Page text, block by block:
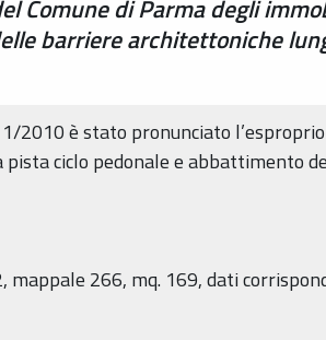
Comune di Parma degli
barriere architettoniche
2010 è stato pronunciato
ciclo pedonale e abbattimento
mappale 266, mq. 169, dati